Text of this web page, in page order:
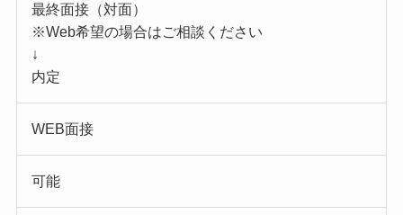
最終面接（対面）
※Web希望の場合はご相談ください
↓
内定
WEB面接
可能